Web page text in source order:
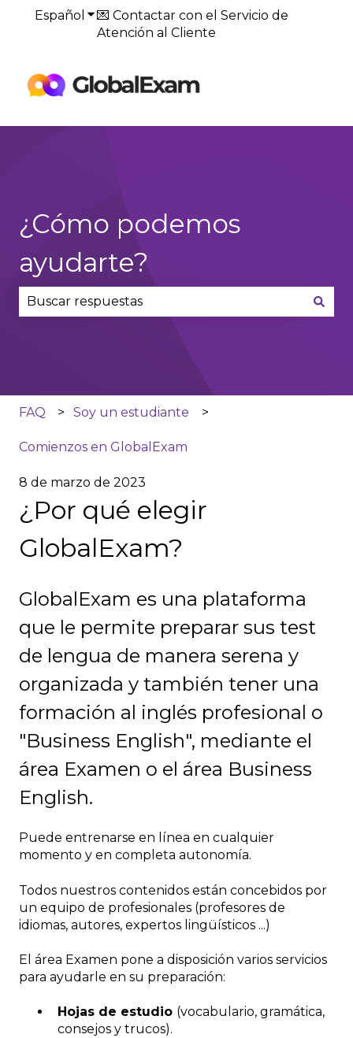
Español Traducciones de Mostrar submenú de
💌 Contactar con el Servicio de
Atención al Cliente
¿Cómo podemos
ayudarte?
FAQ Soy un estudiante
Comienzos en GlobalExam
8 de marzo de 2023
¿Por qué elegir
GlobalExam?
GlobalExam es una plataforma
que le permite preparar sus test
de lengua de manera serena y
organizada y también tener una
formación al inglés profesional o
"Business English", mediante el
área Examen o el área Business
English.
Puede entrenarse en línea en cualquier
momento y en completa autonomía.
Todos nuestros contenidos están concebidos por
un equipo de profesionales (profesores de
idiomas, autores, expertos lingüísticos ...)
El área Examen pone a disposición varios servicios
para ayudarle en su preparación:
Hojas de estudio (vocabulario, gramática,
consejos y trucos).